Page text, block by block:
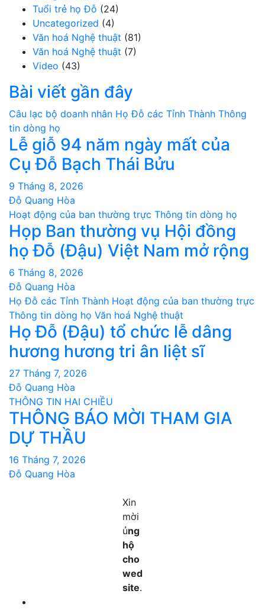
Tuổi trẻ họ Đỗ (24)
Uncategorized (4)
Văn hoá Nghệ thuật (81)
Văn hoá Nghệ thuật (7)
Video (43)
Bài viết gần đây
Câu lạc bộ doanh nhân Họ Đỗ các Tỉnh Thành Thông
tin dòng họ
Lễ giỗ 94 năm ngày mất của
Cụ Đỗ Bạch Thái Bửu
9 Tháng 8, 2026
Đỗ Quang Hòa
Hoạt động của ban thường trực Thông tin dòng họ
Họp Ban thường vụ Hội đồng
họ Đỗ (Đậu) Việt Nam mở rộng
6 Tháng 8, 2026
Đỗ Quang Hòa
Họ Đỗ các Tỉnh Thành Hoạt động của ban thường trực
Thông tin dòng họ Văn hoá Nghệ thuật
Họ Đỗ (Đậu) tổ chức lễ dâng
hương hương tri ân liệt sĩ
27 Tháng 7, 2026
Đỗ Quang Hòa
THÔNG TIN HAI CHIỀU
THÔNG BÁO MỜI THAM GIA
DỰ THẦU
16 Tháng 7, 2026
Đỗ Quang Hòa
Xin
mời
ủng
hộ
cho
wed
site.